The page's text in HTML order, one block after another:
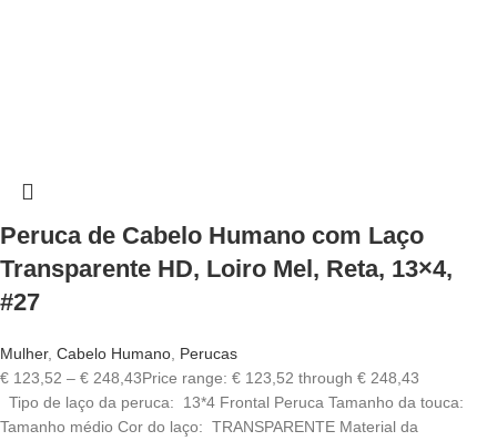
Peruca de Cabelo Humano com Laço
Transparente HD, Loiro Mel, Reta, 13×4,
#27
Mulher, Cabelo Humano, Perucas
€ 123,52 – € 248,43Price range: € 123,52 through € 248,43
Tipo de laço da peruca: 13*4 Frontal Peruca Tamanho da touca:
Tamanho médio Cor do laço: TRANSPARENTE Material da